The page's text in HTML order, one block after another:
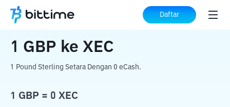
Daftar
Beranda Konverter Kripto ke XEC
1 GBP ke XEC
1 Pound Sterling Setara Dengan 0 eCash.
1 GBP = 0 XEC